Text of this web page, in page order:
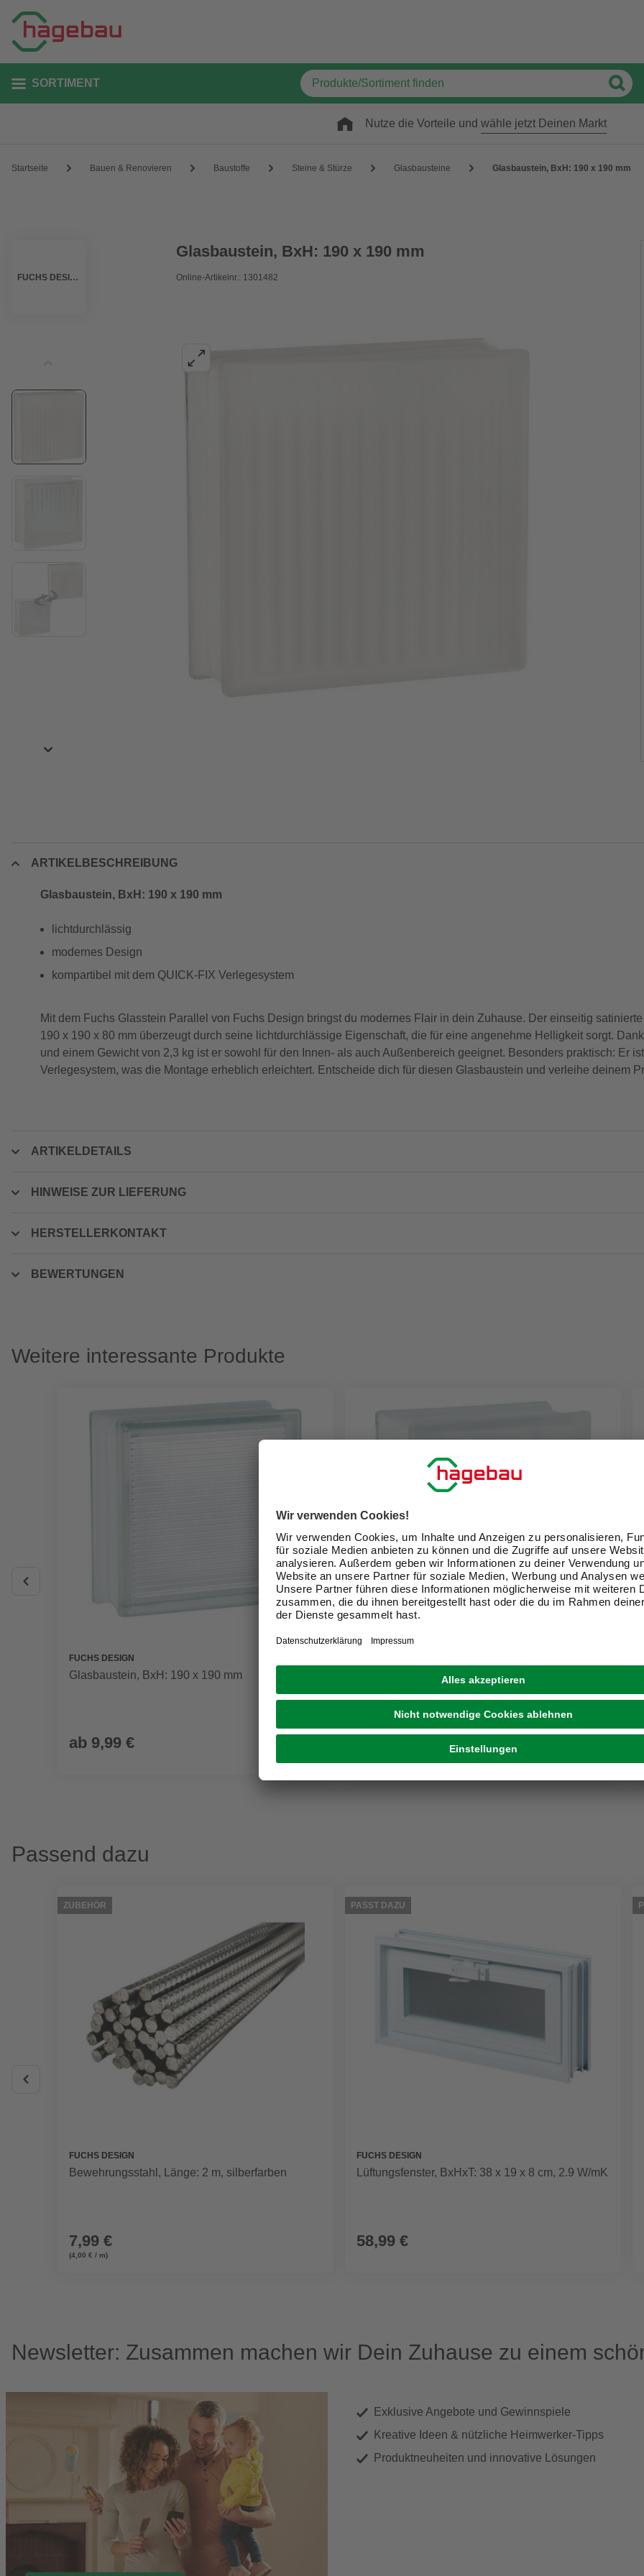
SORTIMENT
Nutze die Vorteile und wähle jetzt Deinen Markt
Startseite Bauen & Renovieren Baustoffe Steine & Stürze Glasbausteine Glasbaustein, BxH: 190 x 190 mm
FUCHS DESIGN
Glasbaustein, BxH: 190 x 190 mm
Online-Artikelnr.: 1301482
ARTIKELBESCHREIBUNG
Glasbaustein, BxH: 190 x 190 mm
lichtdurchlässig
modernes Design
kompartibel mit dem QUICK-FIX Verlegesystem
Mit dem Fuchs Glasstein Parallel von Fuchs Design bringst du modernes Flair in dein Zuhause. Der einseitig
190 x 190 x 80 mm überzeugt durch seine lichtdurchlässige Eigenschaft, die für eine angenehme Helligkeit sorgt.
und einem Gewicht von 2,3 kg ist er sowohl für den Innen- als auch Außenbereich geeignet. Besonders praktisch: Er
Verlegesystem, was die Montage erheblich erleichtert. Entscheide dich für diesen Glasbaustein und verleihe deinem
ARTIKELDETAILS
HINWEISE ZUR LIEFERUNG
HERSTELLERKONTAKT
BEWERTUNGEN
Weitere interessante Produkte
FUCHS DESIGN
Glasbaustein, BxH: 190 x 190 mm
ab 9,99 €
Glasbaustein, BxH: 190 x 190 mm
Passend dazu
ZUBEHÖR
FUCHS DESIGN
Bewehrungsstahl, Länge: 2 m, silberfarben
7,99 €
(4,00 € / m)
PASST DAZU
FUCHS DESIGN
Lüftungsfenster, BxHxT: 38 x 19 x 8 cm, 2.9 W/mK
58,99 €
Newsletter: Zusammen machen wir Dein Zuhause zu einem
Exklusive Angebote und Gewinnspiele
Kreative Ideen & nützliche Heimwerker-Tipps
Produktneuheiten und innovative Lösungen